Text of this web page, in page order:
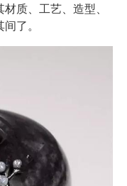
质、工艺、造型、
了。